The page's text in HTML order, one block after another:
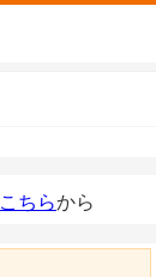
こちらから